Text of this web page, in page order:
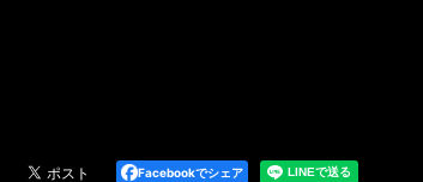
Facebookでシェア